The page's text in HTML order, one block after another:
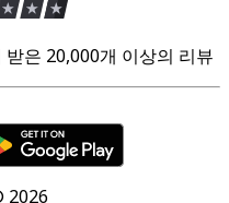
은 20,000개 이상의 리뷰
2026